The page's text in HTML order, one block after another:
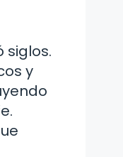
siglos.
y